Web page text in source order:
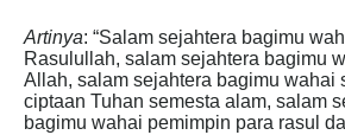
Artinya: “Salam sejahtera bagimu
Rasulullah, salam sejahtera bagimu
Allah, salam sejahtera bagimu wahai
ciptaan Tuhan semesta alam, salam
bagimu wahai pemimpin para rasul